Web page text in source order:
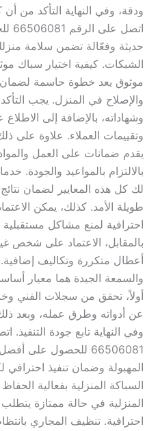
ودقة، وفي النهاية التأكد من
حديثة وفعّالة تضمن سلامة
الشبكات. كيفية اختيار سباك
موثوق يعد خطوة حاسمة لضمان
والإصلاح في المنزل. يجب
وشهاداته، بالإضافة إلى
وتقييمات العملاء. علاوة على
يقدم ضمانات على العمل
بالالتزام بالمواعيد والجودة.
لك كل هذه المعايير لضمان
طويلة الأمد. كذلك، يمكن
احترافية لمنع مشاكل مستقبلية
بالمقابل، الاعتماد على شخص
أعطال متكررة وتكاليف إضافية.
والسمعة الجيدة هما معيار
أولاً، تحقق من سجلات الفني
عن أدواته وطرق عمله، وبعد
وفي النهاية تابع جودة التنفيذ.
66506081 للحصول على
المهبولة وضمان تنفيذ احترافي
السباكة المنزلية بفعالية
المنزلية في حالة ممتازة يتطلب
احترافية. تنظيف المجاري